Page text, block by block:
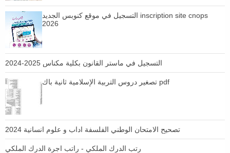
التسجيل في موقع كنوبس الجديد inscription site cnops
2026
التسجيل في ماستر القانون بكلية مكناس 2025-2024
تصغير دروس التربية الإسلامية ثانية باك pdf
تصحيح الامتحان الوطني الفلسفة اداب و علوم انسانية 2024
رتب الدرك الملكي - راتب اجرة الدرك الملكي